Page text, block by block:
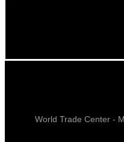
World Trade Center -